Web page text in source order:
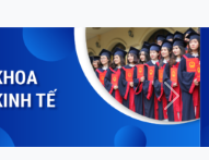
Next